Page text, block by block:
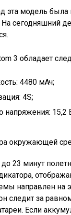
эта модель
сегодняшний
3 обладает
4480 мАч;
4S;
напряжения: 15,2
окружающей
23 минут
направлен
следит за
Если